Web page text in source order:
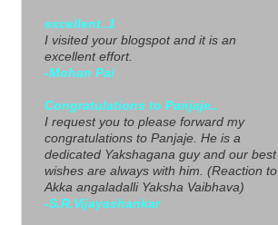
excellent..1
I visited your blogspot and it is an
excellent effort.
-Mohan Pai
Congratulations to Panjaje..
I request you to please forward my
congratulations to Panjaje. He is a
dedicated Yakshagana guy and our best
wishes are always with him. (Reaction to
Akka angaladalli Yaksha Vaibhava)
-S.R.Vijayashankar